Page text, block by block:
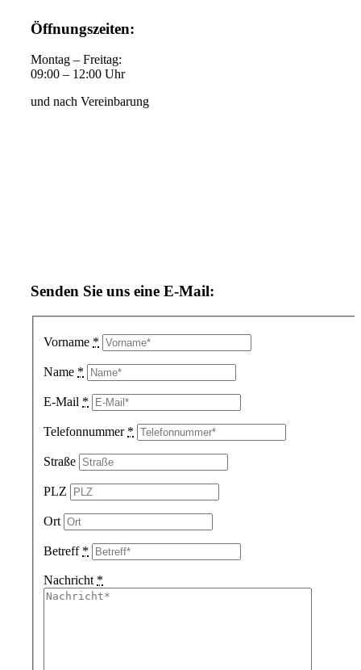
Öffnungszeiten:
Montag – Freitag:
09:00 – 12:00 Uhr
und nach Vereinbarung
Senden Sie uns eine E-Mail:
Vorname *
Name *
E-Mail *
Telefonnummer *
Straße
PLZ
Ort
Betreff *
Nachricht *